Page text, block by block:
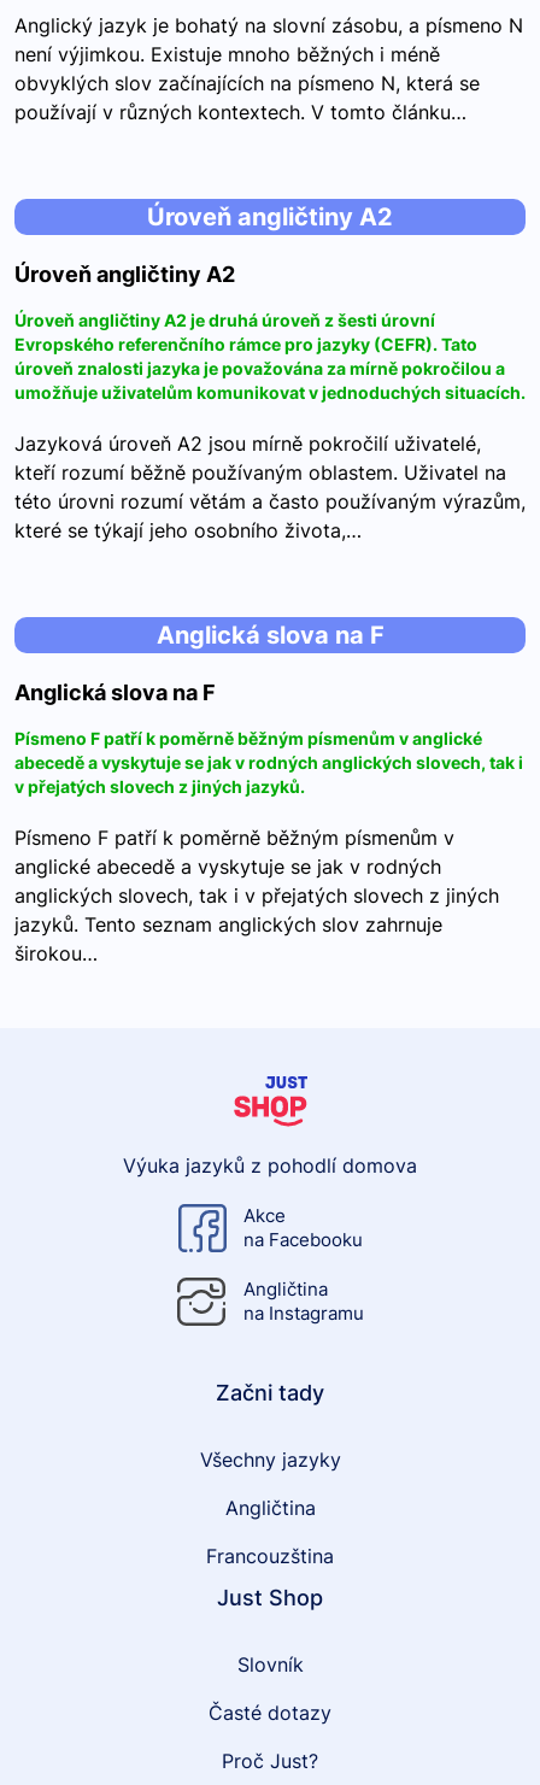
Anglický jazyk je bohatý na slovní zásobu, a písmeno N
není výjimkou. Existuje mnoho běžných i méně
obvyklých slov začínajících na písmeno N, která se
používají v různých kontextech. V tomto článku…
Úroveň angličtiny A2
Úroveň angličtiny A2
Úroveň angličtiny A2 je druhá úroveň z šesti úrovní
Evropského referenčního rámce pro jazyky (CEFR). Tato
úroveň znalosti jazyka je považována za mírně pokročilou a
umožňuje uživatelům komunikovat v jednoduchých situacích.
Jazyková úroveň A2 jsou mírně pokročilí uživatelé,
kteří rozumí běžně používaným oblastem. Uživatel na
této úrovni rozumí větám a často používaným výrazům,
které se týkají jeho osobního života,…
Anglická slova na F
Anglická slova na F
Písmeno F patří k poměrně běžným písmenům v anglické
abecedě a vyskytuje se jak v rodných anglických slovech, tak i
v přejatých slovech z jiných jazyků.
Písmeno F patří k poměrně běžným písmenům v
anglické abecedě a vyskytuje se jak v rodných
anglických slovech, tak i v přejatých slovech z jiných
jazyků. Tento seznam anglických slov zahrnuje
širokou…
Výuka jazyků z pohodlí domova
Akce
na Facebooku
Angličtina
na Instagramu
Začni tady
Všechny jazyky
Angličtina
Francouzština
Just Shop
Slovník
Časté dotazy
Proč Just?